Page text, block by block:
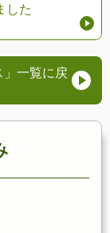
した
一覧に戻